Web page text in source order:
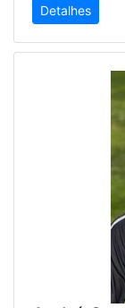
Detalhes